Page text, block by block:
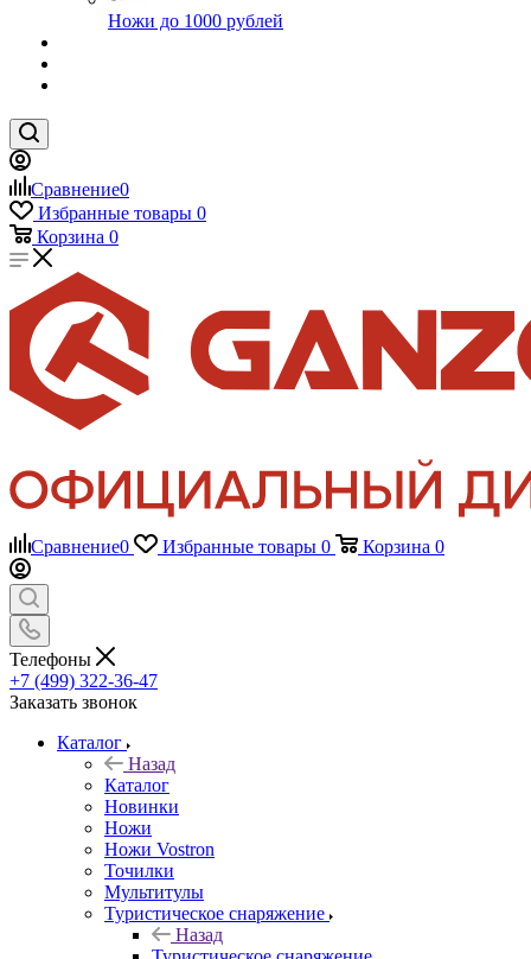
Ножи до 1000 рублей
Сравнение0
Избранные товары 0
Корзина 0
Сравнение0 Избранные товары 0 Корзина 0
Телефоны
+7 (499) 322-36-47
Заказать звонок
Каталог
Назад
Каталог
Новинки
Ножи
Ножи Vostron
Точилки
Мультитулы
Туристическое снаряжение
Назад